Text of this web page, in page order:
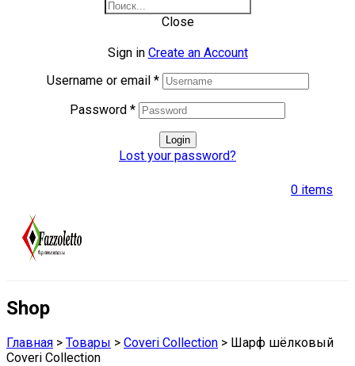
Close
Sign in Create an Account
Username or email *
Password *
Login
Lost your password?
0 items
Shop
Главная > Товары > Coveri Collection > Шарф шёлковый
Coveri Collection